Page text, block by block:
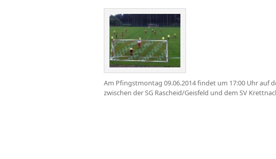
Am Pfingstmontag 09.06.2014 findet um 17:00 Uhr auf
zwischen der SG Rascheid/Geisfeld und dem SV